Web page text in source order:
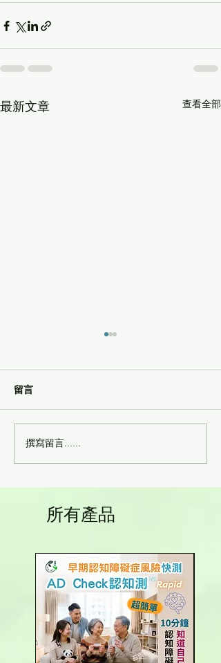
最新文章 查看全部
沙雷肽酶消炎止痛能力強
大 還可清血栓和代謝垃圾
留言
撰寫留言......
所有產品